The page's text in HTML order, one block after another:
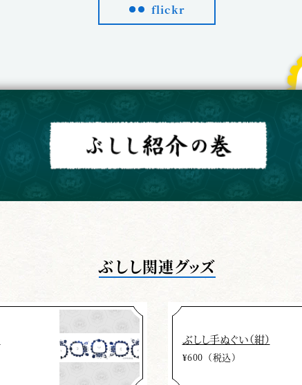
flickr
ぶしし関連グッズ
ぶしし手ぬぐい（紺）
¥600（税込）